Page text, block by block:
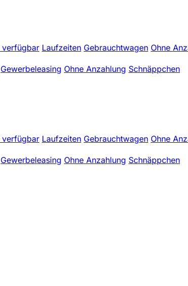
verfügbar Laufzeiten Gebrauchtwagen Ohne
Gewerbeleasing Ohne Anzahlung Schnäppchen
verfügbar Laufzeiten Gebrauchtwagen Ohne
Gewerbeleasing Ohne Anzahlung Schnäppchen